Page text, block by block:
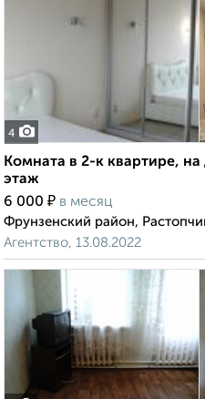
4
Комната в 2-к квартире,
этаж
6 000 ₽ в месяц
Фрунзенский район,
Агентство, 13.08.2022